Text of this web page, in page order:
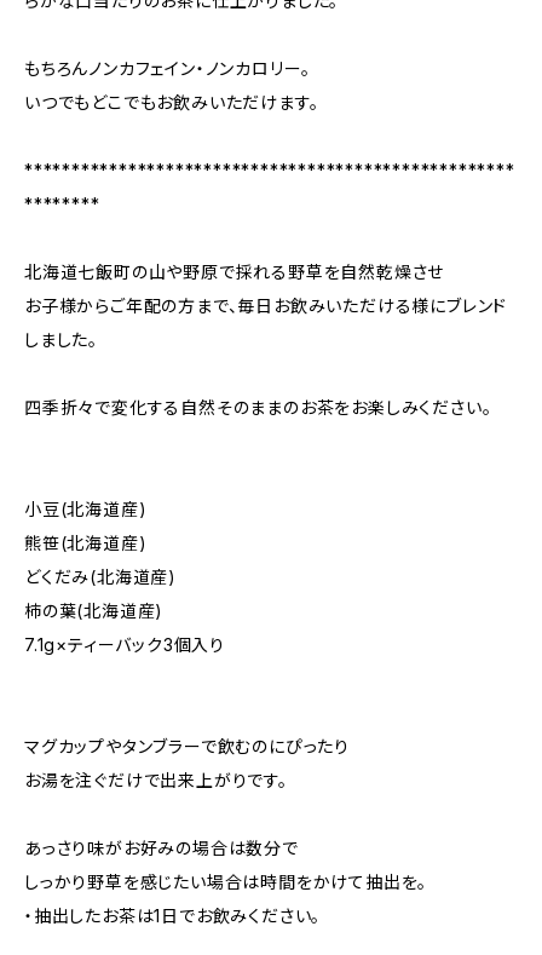
もちろんノンカフェイン・ノンカロリー。
いつでもどこでもお飲みいただけます。
****************************************************
********
北海道七飯町の山や野原で採れる野草を自然乾燥させ
お子様からご年配の方まで、毎日お飲みいただける様にブレンド
しました。
四季折々で変化する自然そのままのお茶をお楽しみください。
小豆(北海道産)
熊笹(北海道産)
どくだみ(北海道産)
柿の葉(北海道産)
7.1g×ティーバック3個入り
マグカップやタンブラーで飲むのにぴったり
お湯を注ぐだけで出来上がりです。
あっさり味がお好みの場合は数分で
しっかり野草を感じたい場合は時間をかけて抽出を。
・抽出したお茶は1日でお飲みください。